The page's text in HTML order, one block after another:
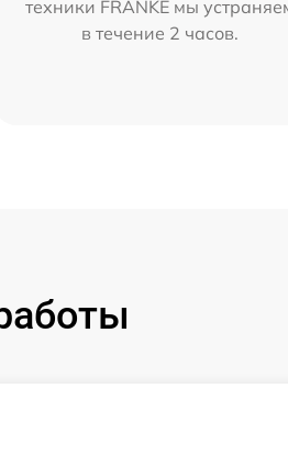
техники FRANKE мы
в течение 2 часов.